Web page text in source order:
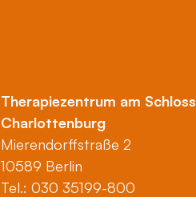
Therapiezentrum am Schloss
Charlottenburg
Mierendorffstraße 2
10589 Berlin
Tel.: 030 35199-800